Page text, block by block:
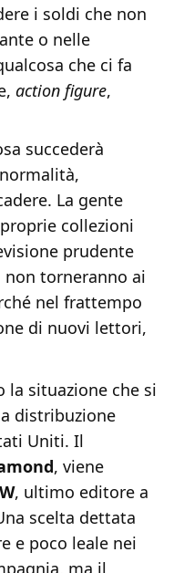
i soldi che non
o nelle
che ci fa
action figure,
succederà
La gente
collezioni
prudente
torneranno ai
nel frattempo
di nuovi lettori,
la situazione che si
distribuzione
Uniti. Il
, viene
, ultimo editore a
scelta dettata
e poco leale nei
ma il